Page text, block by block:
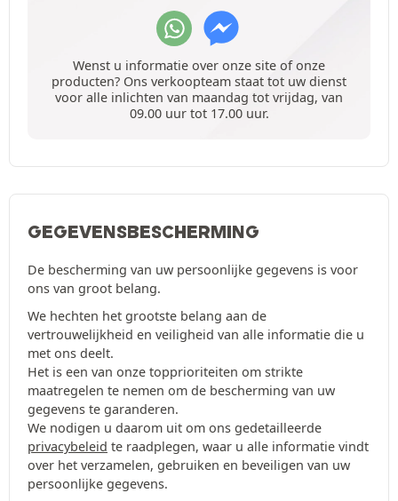
Wenst u informatie over onze site of onze
producten? Ons verkoopteam staat tot uw dienst
voor alle inlichten van maandag tot vrijdag, van
09.00 uur tot 17.00 uur.
GEGEVENSBESCHERMING
De bescherming van uw persoonlijke gegevens is voor
ons van groot belang.
We hechten het grootste belang aan de
vertrouwelijkheid en veiligheid van alle informatie die u
met ons deelt.
Het is een van onze topprioriteiten om strikte
maatregelen te nemen om de bescherming van uw
gegevens te garanderen.
We nodigen u daarom uit om ons gedetailleerde
privacybeleid te raadplegen, waar u alle informatie vindt
over het verzamelen, gebruiken en beveiligen van uw
persoonlijke gegevens.